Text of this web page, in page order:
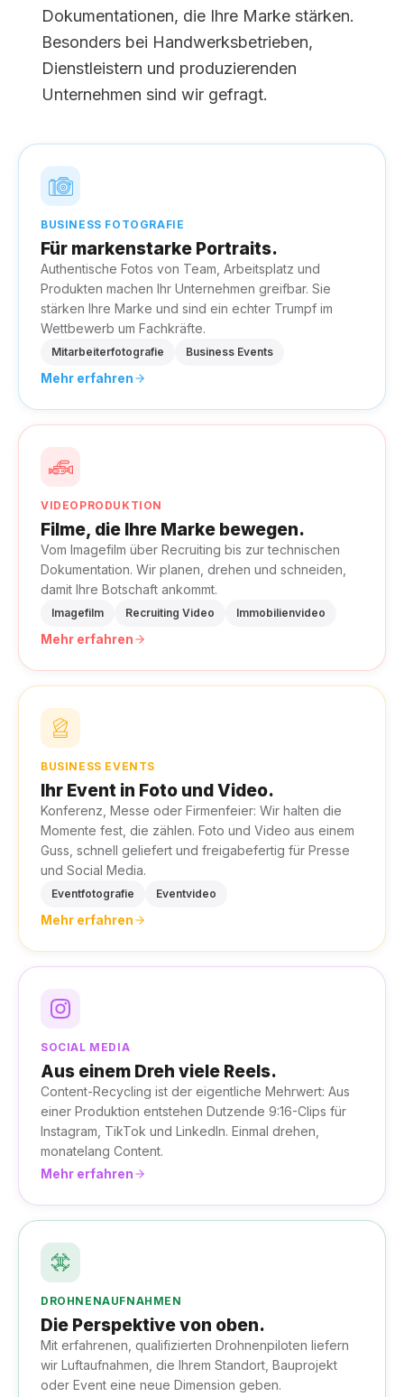
Dokumentationen, die Ihre Marke stärken.
Besonders bei Handwerksbetrieben,
Dienstleistern und produzierenden
Unternehmen sind wir gefragt.
BUSINESS FOTOGRAFIE
Für markenstarke Portraits.
Authentische Fotos von Team, Arbeitsplatz und
Produkten machen Ihr Unternehmen greifbar. Sie
stärken Ihre Marke und sind ein echter Trumpf im
Wettbewerb um Fachkräfte.
Mitarbeiterfotografie Business Events
Mehr erfahren
VIDEOPRODUKTION
Filme, die Ihre Marke bewegen.
Vom Imagefilm über Recruiting bis zur technischen
Dokumentation. Wir planen, drehen und schneiden,
damit Ihre Botschaft ankommt.
Imagefilm Recruiting Video Immobilienvideo
Mehr erfahren
BUSINESS EVENTS
Ihr Event in Foto und Video.
Konferenz, Messe oder Firmenfeier: Wir halten die
Momente fest, die zählen. Foto und Video aus einem
Guss, schnell geliefert und freigabefertig für Presse
und Social Media.
Eventfotografie Eventvideo
Mehr erfahren
SOCIAL MEDIA
Aus einem Dreh viele Reels.
Content-Recycling ist der eigentliche Mehrwert: Aus
einer Produktion entstehen Dutzende 9:16-Clips für
Instagram, TikTok und LinkedIn. Einmal drehen,
monatelang Content.
Mehr erfahren
DROHNENAUFNAHMEN
Die Perspektive von oben.
Mit erfahrenen, qualifizierten Drohnenpiloten liefern
wir Luftaufnahmen, die Ihrem Standort, Bauprojekt
oder Event eine neue Dimension geben.